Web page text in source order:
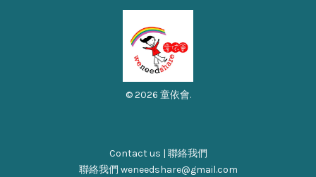
© 2026 童依會.
Contact us | 聯絡我們
聯絡我們 weneedshare@gmail.com